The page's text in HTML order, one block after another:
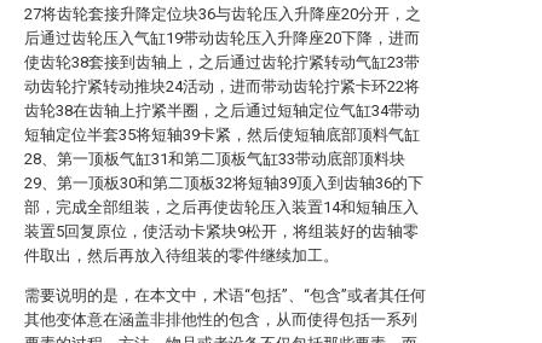
27将齿轮套接升降定位块36与齿轮压入升降座20分开，之
后通过齿轮压入气缸19带动齿轮压入升降座20下降，进而
使齿轮38套接到齿轴上，之后通过齿轮拧紧转动气缸23带
动齿轮拧紧转动推块24活动，进而带动齿轮拧紧卡环22将
齿轮38在齿轴上拧紧半圈，之后通过短轴定位气缸34带动
短轴定位半套35将短轴39卡紧，然后使短轴底部顶料气缸
28、第一顶板气缸31和第二顶板气缸33带动底部顶料块
29、第一顶板30和第二顶板32将短轴39顶入到齿轴36的下
部，完成全部组装，之后再使齿轮压入装置14和短轴压入
装置5回复原位，使活动卡紧块9松开，将组装好的齿轴零
件取出，然后再放入待组装的零件继续加工。
需要说明的是，在本文中，术语“包括”、“包含”或者其任何
其他变体意在涵盖非排他性的包含，从而使得包括一系列